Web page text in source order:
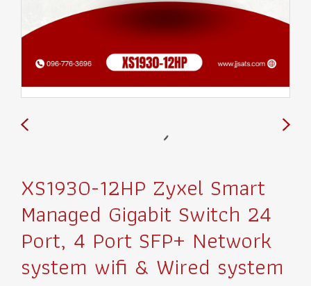
XS1930-12HP Zyxel Smart
Managed Gigabit Switch 24
Port, 4 Port SFP+ Network
system wifi & Wired system